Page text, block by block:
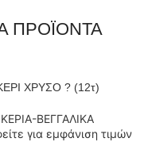
ΠΡΟΪΌΝΤΑ
ΧΡΥΣΟ ? (12τ)
ΚΕΡΙΑ-ΒΕΓΓΑΛΙΚΑ
για εμφάνιση τιμών